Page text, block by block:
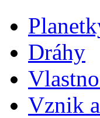
Dráhy
Vznik